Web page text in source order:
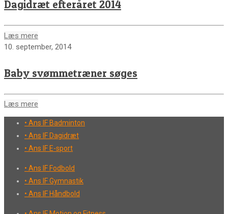
Dagidræt efteråret 2014
Læs mere
10. september, 2014
Baby svømmetræner søges
Læs mere
• Ans IF Badminton
• Ans IF Dagidræt
• Ans IF E-sport
• Ans IF Fodbold
• Ans IF Gymnastik
• Ans IF Håndbold